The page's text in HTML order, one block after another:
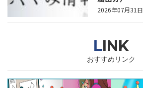
2026年07月31日
LINK
おすすめリンク